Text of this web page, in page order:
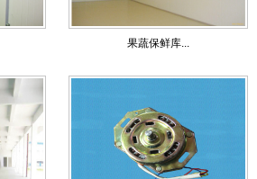
果蔬保鲜库...